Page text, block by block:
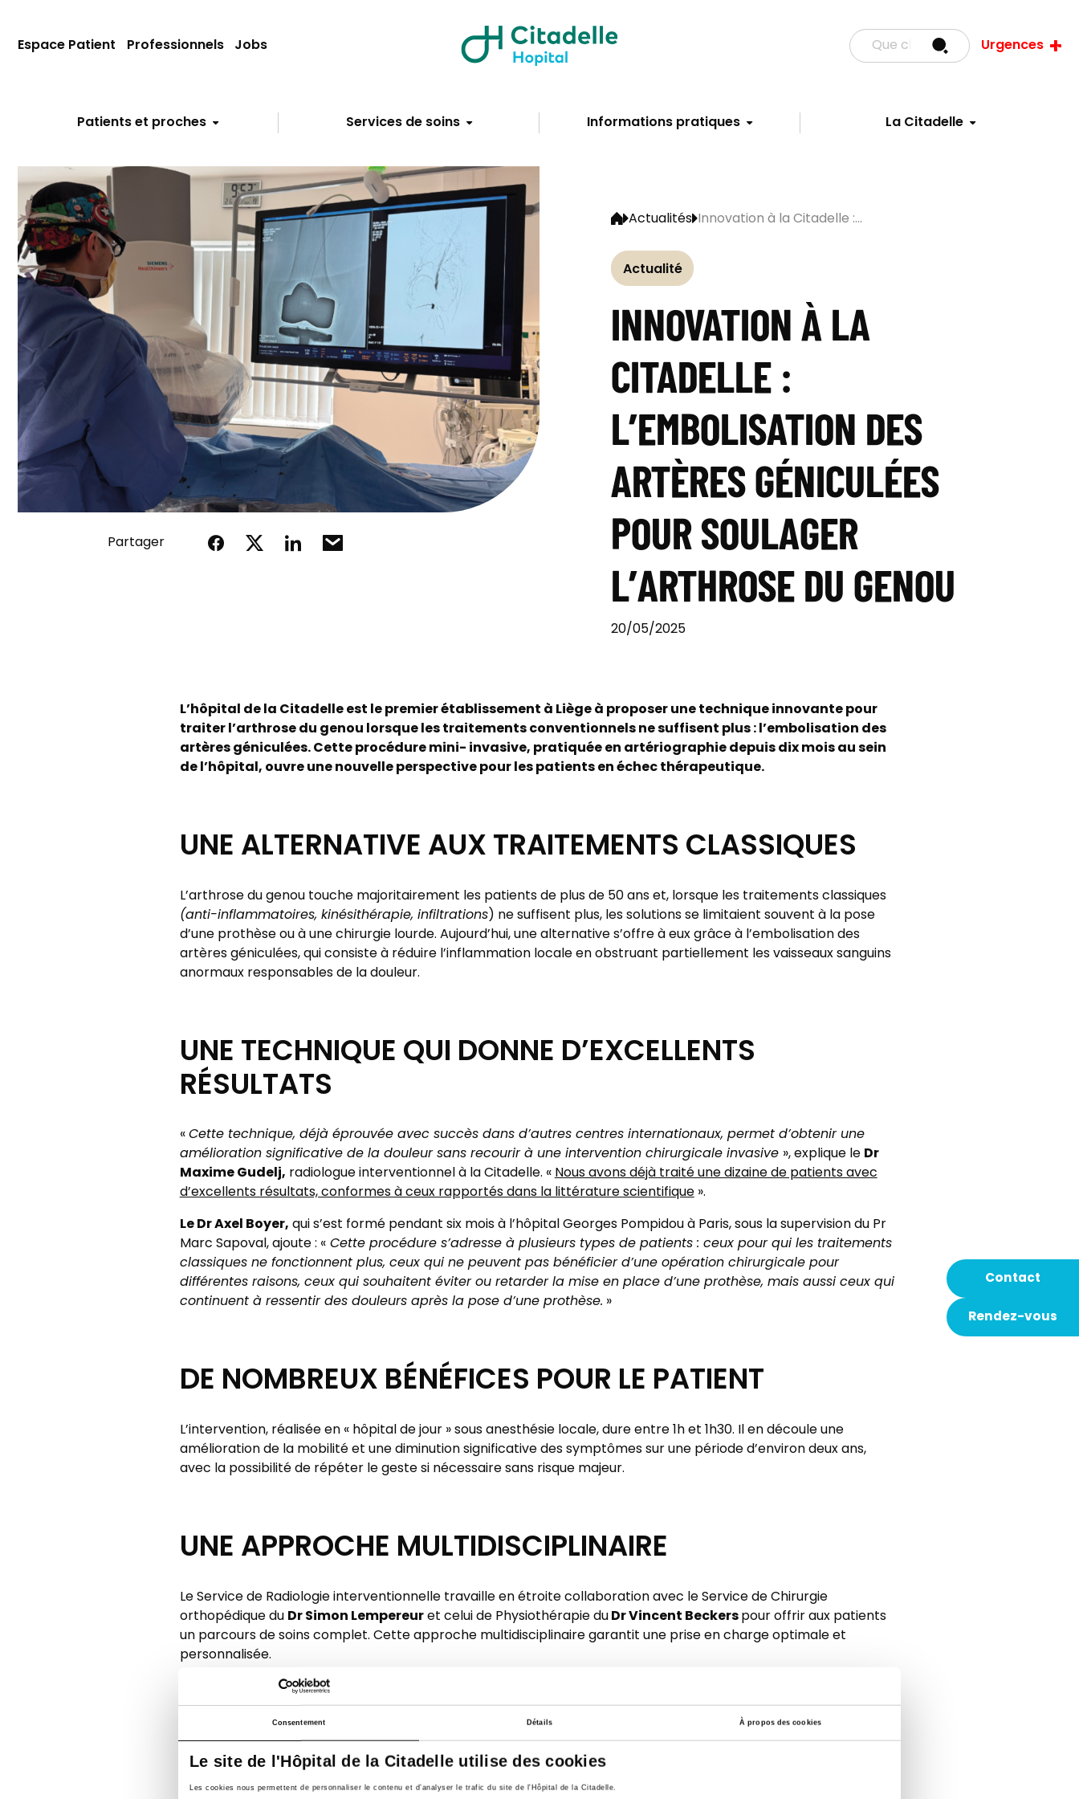
Consentement Détails À propos des cookies
Le site de l'Hôpital de la Citadelle utilise des cookies
Les cookies nous permettent de personnaliser le contenu et d’analyser le trafic du site de l'Hôpital de la Citadelle.
Patients et proches Services de soins Informations pratiques La Citadelle
Espace Patient Professionnels Jobs Urgences
Contact
Rendez-vous
Partager
Actualités Innovation à la Citadelle :...
Actualité
INNOVATION À LA
CITADELLE :
L’EMBOLISATION DES
ARTÈRES GÉNICULÉES
POUR SOULAGER
L’ARTHROSE DU GENOU
20/05/2025
L’hôpital de la Citadelle est le premier établissement à Liège à proposer une technique innovante pour
traiter l’arthrose du genou lorsque les traitements conventionnels ne suffisent plus : l’embolisation des
artères géniculées. Cette procédure mini- invasive, pratiquée en artériographie depuis dix mois au sein
de l’hôpital, ouvre une nouvelle perspective pour les patients en échec thérapeutique.
UNE ALTERNATIVE AUX TRAITEMENTS CLASSIQUES
L’arthrose du genou touche majoritairement les patients de plus de 50 ans et, lorsque les traitements classiques
(anti-inflammatoires, kinésithérapie, infiltrations) ne suffisent plus, les solutions se limitaient souvent à la pose
d’une prothèse ou à une chirurgie lourde. Aujourd’hui, une alternative s’offre à eux grâce à l’embolisation des
artères géniculées, qui consiste à réduire l’inflammation locale en obstruant partiellement les vaisseaux sanguins
anormaux responsables de la douleur.
UNE TECHNIQUE QUI DONNE D’EXCELLENTS
RÉSULTATS
«Cette technique, déjà éprouvée avec succès dans d’autres centres internationaux, permet d’obtenir une
amélioration significative de la douleur sans recourir à une intervention chirurgicale invasive », explique leDr
Maxime Gudelj, radiologue interventionnel à la Citadelle. «Nous avons déjà traité une dizaine de patients avec
d’excellents résultats, conformes à ceux rapportés dans la littérature scientifique».
Le Dr Axel Boyer,qui s’est formé pendant six mois à l’hôpital Georges Pompidou à Paris, sous la supervision du Pr
Marc Sapoval, ajoute : «Cette procédure s’adresse à plusieurs types de patients : ceux pour qui les traitements
classiques ne fonctionnent plus, ceux qui ne peuvent pas bénéficier d’une opération chirurgicale pour
différentes raisons, ceux qui souhaitent éviter ou retarder la mise en place d’une prothèse, mais aussi ceux qui
continuent à ressentir des douleurs après la pose d’une prothèse. »
DE NOMBREUX BÉNÉFICES POUR LE PATIENT
L’intervention, réalisée en « hôpital de jour » sous anesthésie locale, dure entre 1h et 1h30. Il en découle une
amélioration de la mobilité et une diminution significative des symptômes sur une période d’environ deux ans,
avec la possibilité de répéter le geste si nécessaire sans risque majeur.
UNE APPROCHE MULTIDISCIPLINAIRE
Le Service de Radiologie interventionnelle travaille en étroite collaboration avec le Service de Chirurgie
orthopédique duDr Simon Lempereuret celui de Physiothérapie duDr Vincent Beckerspour offrir aux patients
un parcours de soins complet. Cette approche multidisciplinaire garantit une prise en charge optimale et
personnalisée.
POUR EN SAVOIR PLUS :
L’émissionVital, diffusée sur Qu4tre, a mis en avant de manière plus détaillée cette technique et a levé le voile sur